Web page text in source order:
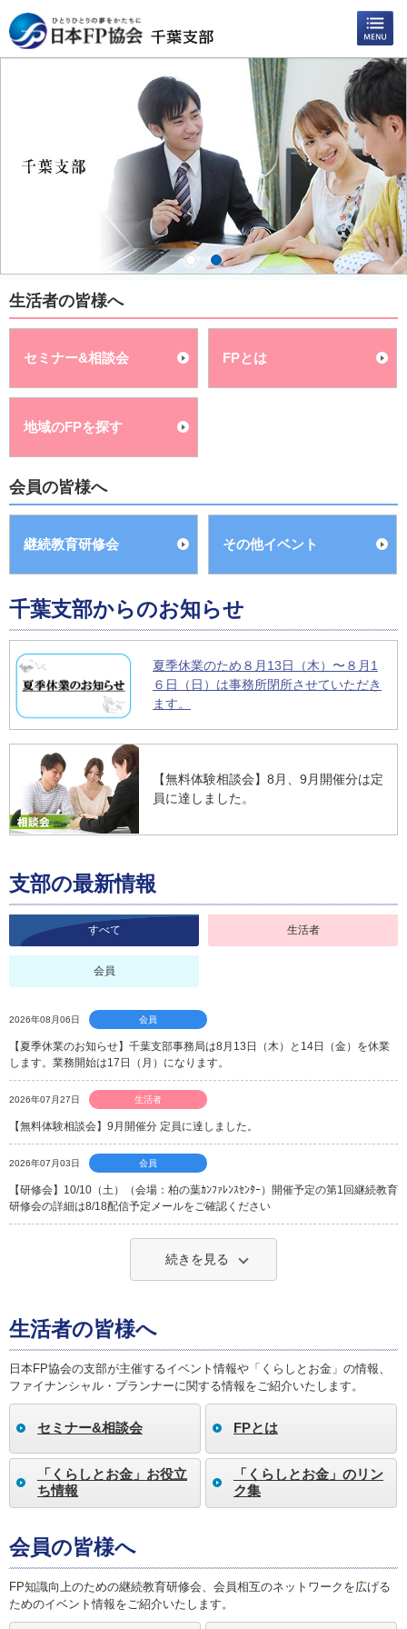
生活者の皆様へ
セミナー&相談会 FPとは
地域のFPを探す
会員の皆様へ
継続教育研修会 その他イベント
千葉支部からのお知らせ
夏季休業のため８月13日（木）〜８月1
６日（日）は事務所閉所させていただき
ます。
【無料体験相談会】8月、9月開催分は定
員に達しました。
支部の最新情報
すべて 生活者
会員
2026年08月06日 会員
【夏季休業のお知らせ】千葉支部事務局は8月13日（木）と14日（金）を休業
します。業務開始は17日（月）になります。
2026年07月27日 生活者
【無料体験相談会】9月開催分 定員に達しました。
2026年07月03日 会員
【研修会】10/10（土）（会場：柏の葉ｶﾝﾌｧﾚﾝｽｾﾝﾀｰ）開催予定の第1回継続教育
研修会の詳細は8/18配信予定メールをご確認ください
続きを見る
生活者の皆様へ
日本FP協会の支部が主催するイベント情報や「くらしとお金」の情報、
ファイナンシャル・プランナーに関する情報をご紹介いたします。
セミナー&相談会 FPとは
「くらしとお金」お役立
ち情報
「くらしとお金」のリン
ク集
会員の皆様へ
FP知識向上のための継続教育研修会、会員相互のネットワークを広げる
ためのイベント情報をご紹介いたします。